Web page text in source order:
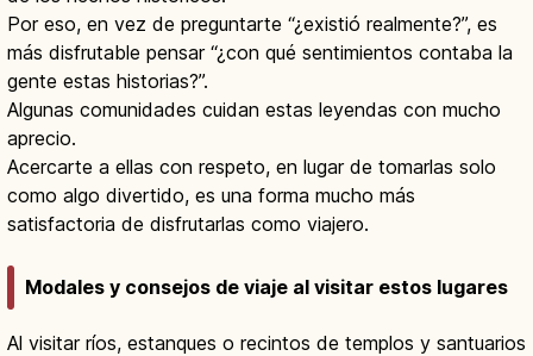
Por eso, en vez de preguntarte “¿existió realmente?”, es
más disfrutable pensar “¿con qué sentimientos contaba la
gente estas historias?”.
Algunas comunidades cuidan estas leyendas con mucho
aprecio.
Acercarte a ellas con respeto, en lugar de tomarlas solo
como algo divertido, es una forma mucho más
satisfactoria de disfrutarlas como viajero.
Modales y consejos de viaje al visitar estos lugares
Al visitar ríos, estanques o recintos de templos y santuarios